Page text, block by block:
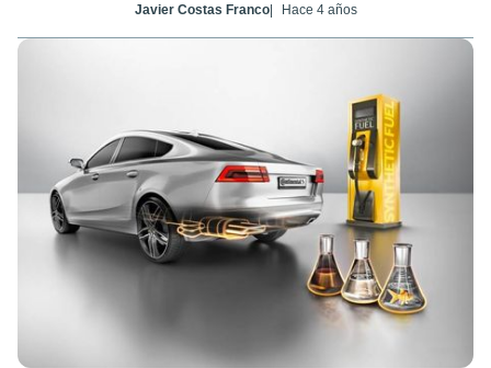
Javier Costas Franco Hace 4 años